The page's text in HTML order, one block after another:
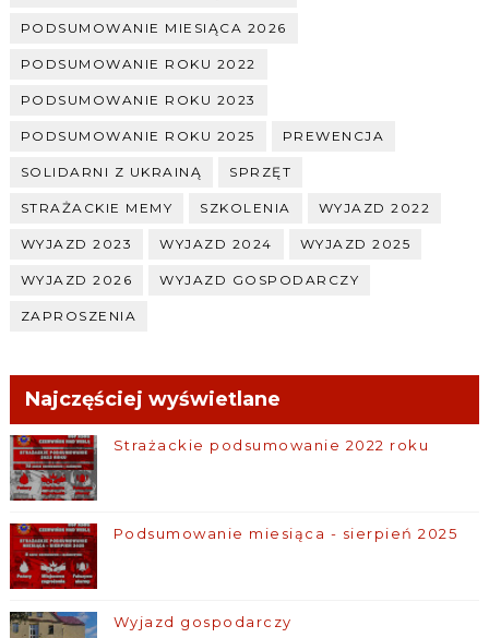
PODSUMOWANIE MIESIĄCA 2026
PODSUMOWANIE ROKU 2022
PODSUMOWANIE ROKU 2023
PODSUMOWANIE ROKU 2025 PREWENCJA
SOLIDARNI Z UKRAINĄ SPRZĘT
STRAŻACKIE MEMY SZKOLENIA WYJAZD 2022
WYJAZD 2023 WYJAZD 2024 WYJAZD 2025
WYJAZD 2026 WYJAZD GOSPODARCZY
ZAPROSZENIA
Najczęściej wyświetlane
Strażackie podsumowanie 2022 roku
Podsumowanie miesiąca - sierpień 2025
Wyjazd gospodarczy